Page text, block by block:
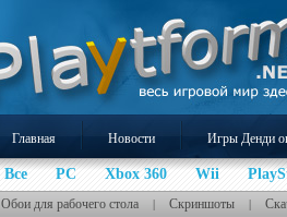
Главная Новости Игры Денди
Все PC Xbox 360 Wii
Обои для рабочего стола | Скриншоты |